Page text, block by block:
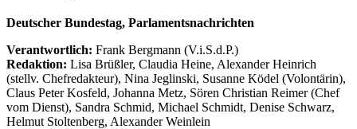
Deutscher Bundestag, Parlamentsnachrichten
Verantwortlich: Frank Bergmann (V.i.S.d.P.)
Redaktion: Lisa Brüßler, Claudia Heine, Alexander Heinrich
(stellv. Chefredakteur), Nina Jeglinski, Susanne Ködel (Volontärin),
Claus Peter Kosfeld, Johanna Metz, Sören Christian Reimer (Chef
vom Dienst), Sandra Schmid, Michael Schmidt, Denise Schwarz,
Helmut Stoltenberg, Alexander Weinlein